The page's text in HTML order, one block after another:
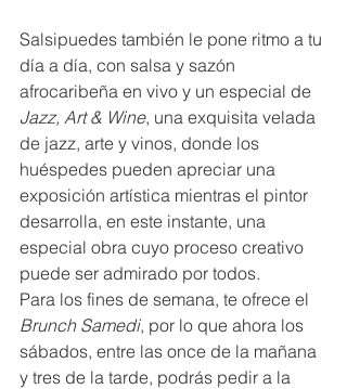
Salsipuedes también le pone ritmo a tu
día a día, con salsa y sazón
afrocaribeña en vivo y un especial de
Jazz, Art & Wine, una exquisita velada
de jazz, arte y vinos, donde los
huéspedes pueden apreciar una
exposición artística mientras el pintor
desarrolla, en este instante, una
especial obra cuyo proceso creativo
puede ser admirado por todos.
Para los fines de semana, te ofrece el
Brunch Samedi, por lo que ahora los
sábados, entre las once de la mañana
y tres de la tarde, podrás pedir a la